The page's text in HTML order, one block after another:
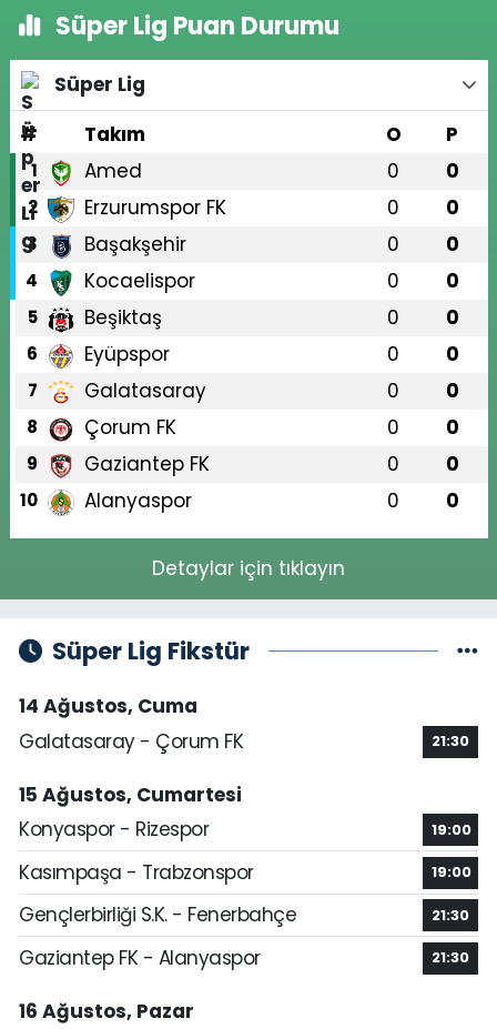
Süper Lig Puan Durumu
Süper Lig
#
Takım O P
1 Amed 0 0
2 Erzurumspor FK 0 0
3 Başakşehir 0 0
4 Kocaelispor 0 0
5 Beşiktaş 0 0
6 Eyüpspor 0 0
7 Galatasaray 0 0
8 Çorum FK 0 0
9 Gaziantep FK 0 0
10 Alanyaspor 0 0
Detaylar için tıklayın
Süper Lig Fikstür
14 Ağustos, Cuma
Galatasaray - Çorum FK
21:30
15 Ağustos, Cumartesi
Konyaspor - Rizespor
19:00
Kasımpaşa - Trabzonspor 19:00
Gençlerbirliği S.K. - Fenerbahçe 21:30
Gaziantep FK - Alanyaspor 21:30
16 Ağustos, Pazar